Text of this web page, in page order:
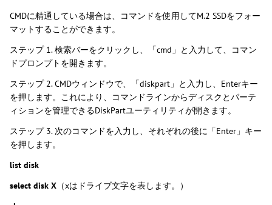
CMDに精通している場合は、コマンドを使用してM.2 SSDをフォー
マットすることができます。
ステップ 1. 検索バーをクリックし、「cmd」と入力して、コマン
ドプロンプトを開きます。
ステップ 2. CMDウィンドウで、「diskpart」と入力し、Enterキー
を押します。これにより、コマンドラインからディスクとパーテ
ィションを管理できるDiskPartユーティリティが開きます。
ステップ 3. 次のコマンドを入力し、それぞれの後に「Enter」キー
を押します。
list disk
select disk X （xはドライブ文字を表します。）